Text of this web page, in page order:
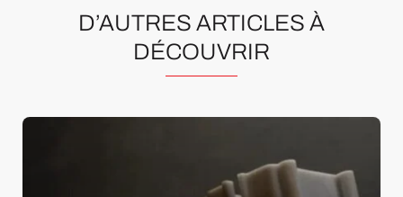
D’AUTRES ARTICLES À
DÉCOUVRIR